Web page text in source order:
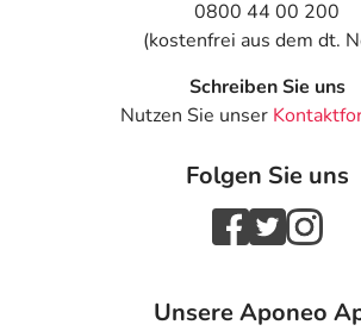
0800 44 00 200
(kostenfrei aus dem dt.
Schreiben Sie uns
Nutzen Sie unser
Folgen Sie uns
Unsere Aponeo